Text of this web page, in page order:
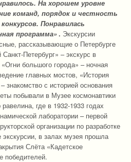
На хорошем уровне
команд, порядок и честность
Понравилась
программа». Экскурсии
рассказывающие о Петербурге
Петербург» – экскурс в
большого города» – ночная
главных мостов, «История
знакомство с историей основания
побывали в Музее космонавтики
где в 1932-1933 годах
лаборатории – первой
организации по разработке
в залах музея прошла
Слёта «Кадетское
победителей.